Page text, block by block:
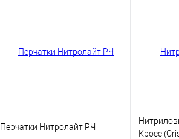
Перчатки Нитролайт РЧ
Кросс